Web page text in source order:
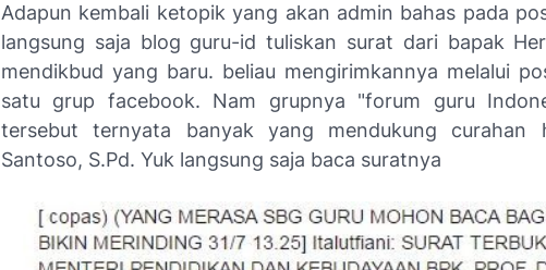
Adapun kembali ketopik yang akan admin bahas pada
langsung saja blog guru-id tuliskan surat dari bapak
mendikbud yang baru. beliau mengirimkannya melalui
satu grup facebook. Nam grupnya "forum guru
tersebut ternyata banyak yang mendukung curahan
Santoso, S.Pd. Yuk langsung saja baca suratnya